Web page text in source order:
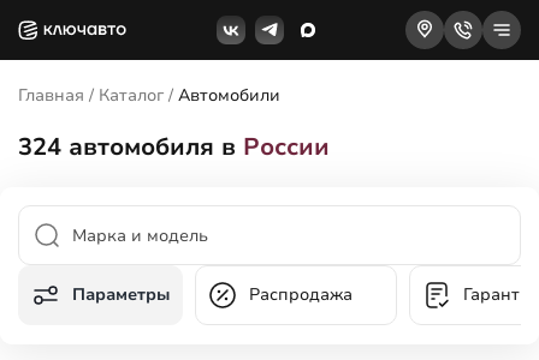
Главная / Каталог / Автомобили
324 автомобиля в России
Параметры Распродажа Гарантия